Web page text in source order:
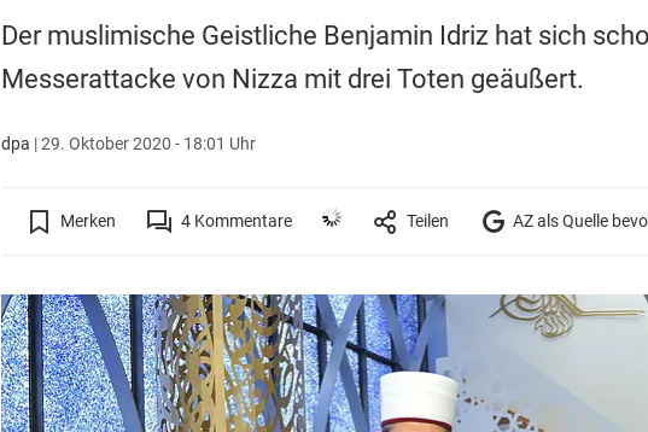
Der muslimische Geistliche Benjamin Idriz hat sich
Messerattacke von Nizza mit drei Toten geäußert.
dpa |29. Oktober 2020 - 18:01 Uhr
Merken 4Kommentare Teilen AZ als Quelle